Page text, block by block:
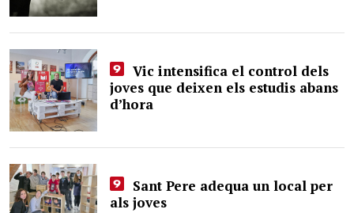
Vic intensifica el control dels
joves que deixen els estudis abans
d’hora
Sant Pere adequa un local per
als joves